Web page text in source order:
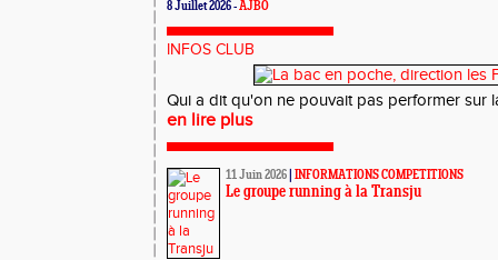
8 Juillet 2026 -AJBO
INFOS CLUB
Qui a dit qu'on ne pouvait pas performer sur
en lire plus
11 Juin 2026 INFORMATIONS COMPETITIONS
Le groupe running à la Transju